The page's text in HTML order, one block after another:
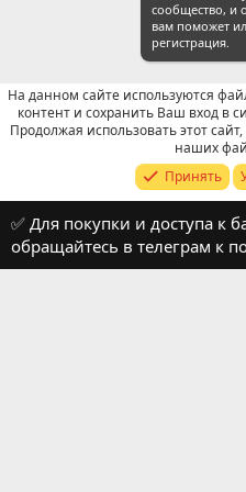
Продавцы (контакты) WeChat
Russian (RU)
Обратная связь
Условия и
Политика конфиденциальности
сообщество, и
вам поможет
регистрация.
На данном сайте используются
контент и сохранить Ваш вход в
Продолжая использовать этот
наших
Принять
✅ Для покупки и доступа к
обращайтесь в телеграм к